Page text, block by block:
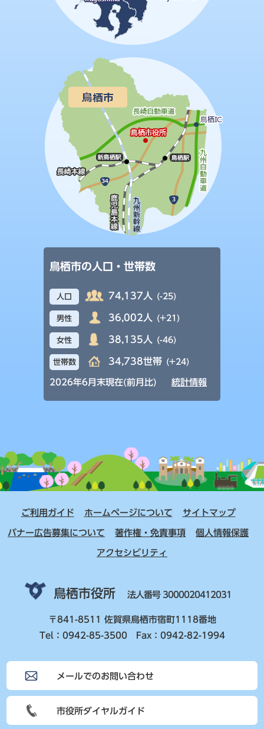
鳥栖市の人口・世帯数
人口 74,137人 (-25)
男性 36,002人 (+21)
女性 38,135人 (-46)
世帯数 34,738世帯 (+24)
2026年6月末現在(前月比) 統計情報
ご利用ガイド ホームページについて サイトマップ
バナー広告募集について 著作権・免責事項 個人情報保護
アクセシビリティ
鳥栖市役所 法人番号 3000020412031
〒841-8511 佐賀県鳥栖市宿町1118番地
Tel：0942-85-3500 Fax：0942-82-1994
メールでのお問い合わせ
市役所ダイヤルガイド